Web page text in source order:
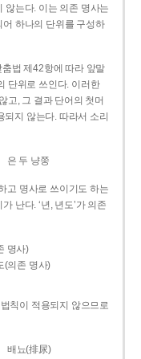
않는다. 이는 의존 명사는
하나의 단위를 구성하
춤법 제42항에 따라 앞말
단위로 쓰인다. 이러한
고, 그 결과 단어의 첫머
되지 않는다. 따라서 소리
은 두 냥쭝
고 명사로 쓰이기도 하는
난다. ‘년, 년도’가 의존
명사)
(의존 명사)
칙이 적용되지 않으므로
배뇨(排尿)